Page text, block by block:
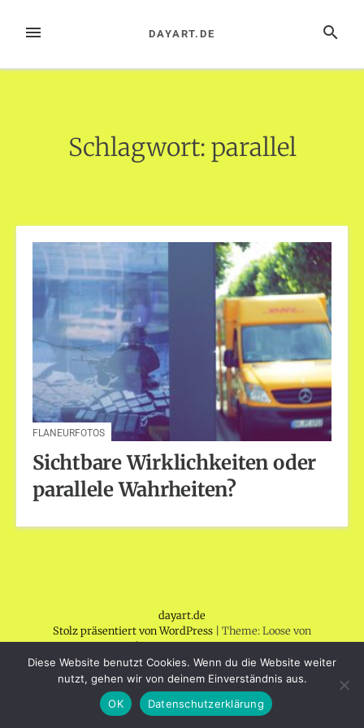
InhaltMENÜ SUCHE
DAYART.DE
Schlagwort: parallel
FLANEURFOTOS
Sichtbare Wirklichkeiten oder
parallele Wahrheiten?
dayart.de
Stolz präsentiert von WordPress | Theme: Loose von
BlogOnYourOwn.com.
Diese Website benutzt Cookies. Wenn du die Website weiter
nutzt, gehen wir von deinem Einverständnis aus.
OK
Datenschutzerklärung